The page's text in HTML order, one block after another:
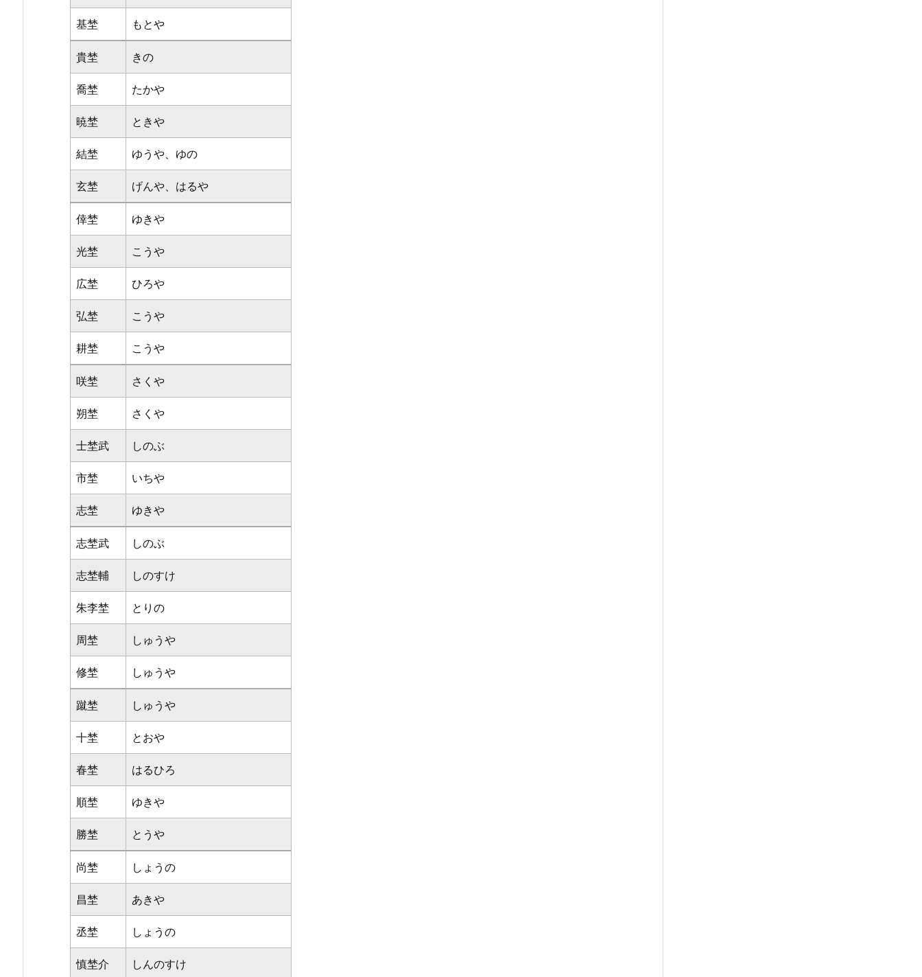
基埜 もとや
貴埜 きの
喬埜 たかや
暁埜 ときや
結埜 ゆうや、ゆの
玄埜 げんや、はるや
倖埜 ゆきや
光埜 こうや
広埜 ひろや
弘埜 こうや
耕埜 こうや
咲埜 さくや
朔埜 さくや
士埜武 しのぶ
市埜 いちや
志埜 ゆきや
志埜武 しのぶ
志埜輔 しのすけ
朱李埜 とりの
周埜 しゅうや
修埜 しゅうや
蹴埜 しゅうや
十埜 とおや
春埜 はるひろ
順埜 ゆきや
勝埜 とうや
尚埜 しょうの
昌埜 あきや
丞埜 しょうの
慎埜介 しんのすけ